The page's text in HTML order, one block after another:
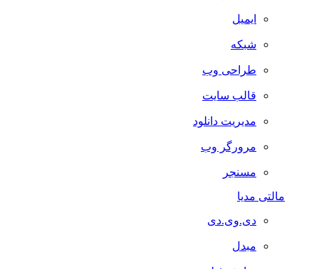
ایمیل
شبکه
طراحی وب
قالب سایت
مدیریت دانلود
مرورگر وب
مسنجر
مالتی مدیا
دی.وی.دی
مبدل